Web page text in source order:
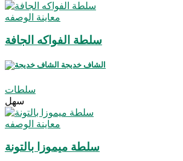
معاينة الوصفه
سلطة الفواكه الجافة
الشاف خديجة
سلطات
سهل
معاينة الوصفه
سلطة ميموزا بالتونة